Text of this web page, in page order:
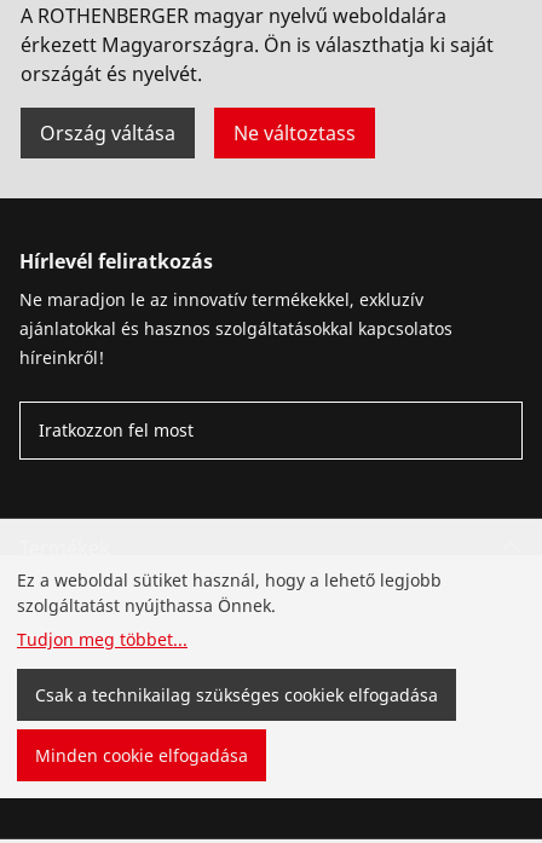
A ROTHENBERGER magyar nyelvű weboldalára
érkezett Magyarországra. Ön is választhatja ki saját
országát és nyelvét.
Ország váltása Ne változtass
Hírlevél feliratkozás
Ne maradjon le az innovatív termékekkel, exkluzív
ajánlatokkal és hasznos szolgáltatásokkal kapcsolatos
híreinkről!
Iratkozzon fel most
Telepítés
Szervíz és karbantartás
Hűtés- és Klímatehnika
Általános szerszámok
Ez a weboldal sütiket használ, hogy a lehető legjobb
szolgáltatást nyújthassa Önnek.
Tudjon meg többet...
Csak a technikailag szükséges cookiek elfogadása
Minden cookie elfogadása